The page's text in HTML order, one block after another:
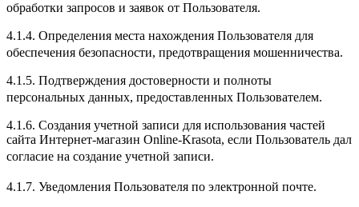
обработки запросов и заявок от Пользователя.
4.1.4. Определения места нахождения Пользователя для
обеспечения безопасности, предотвращения мошенничества.
4.1.5. Подтверждения достоверности и полноты
персональных данных, предоставленных Пользователем.
4.1.6. Создания учетной записи для использования частей
сайта Интернет-магазин Online-Krasota, если Пользователь дал
согласие на создание учетной записи.
4.1.7. Уведомления Пользователя по электронной почте.